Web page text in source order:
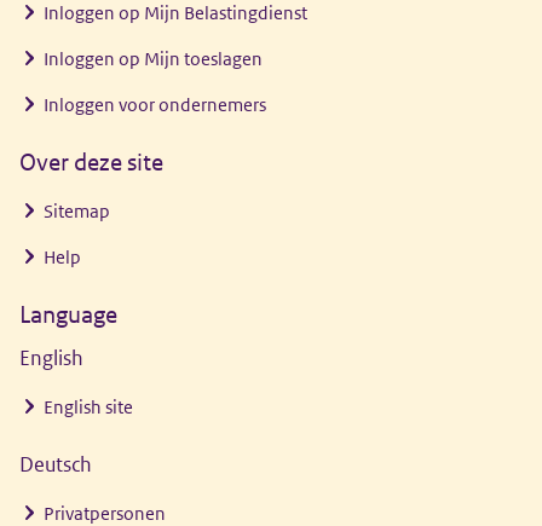
Inloggen op Mijn Belastingdienst
Inloggen op Mijn toeslagen
Inloggen voor ondernemers
Over deze site
Sitemap
Help
Language
English
English site
Deutsch
Privatpersonen